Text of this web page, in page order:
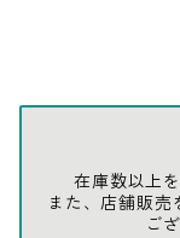
グローブ
BEHRENS
在庫数以上
また、店舗販
ご